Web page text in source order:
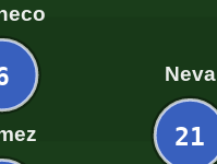
21
Neva